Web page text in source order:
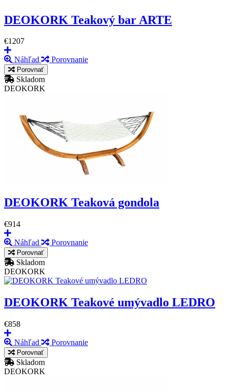
DEOKORK Teakový bar ARTE
€1207
Náhľad Porovnanie
Porovnať
Skladom
DEOKORK
DEOKORK Teaková gondola
€914
Náhľad Porovnanie
Porovnať
Skladom
DEOKORK
DEOKORK Teakové umývadlo LEDRO
€858
Náhľad Porovnanie
Porovnať
Skladom
DEOKORK